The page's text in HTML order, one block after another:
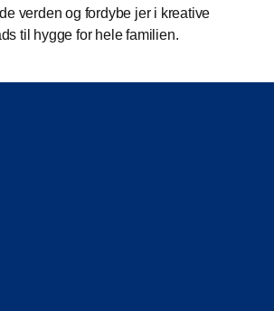
verden og fordybe jer i kreative
til hygge for hele familien.